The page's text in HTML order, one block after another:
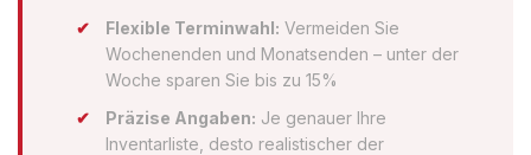
Flexible Terminwahl: Vermeiden Sie
Wochenenden und Monatsenden – unter der
Woche sparen Sie bis zu 15%
Präzise Angaben: Je genauer Ihre
Inventarliste, desto realistischer der